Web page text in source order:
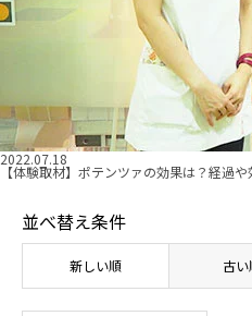
2022.07.18
【体験取材】ポテンツァの効果は？経過
並べ替え条件
新しい順 古